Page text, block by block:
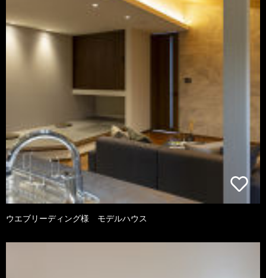
ウエブリーディング様 モデルハウス